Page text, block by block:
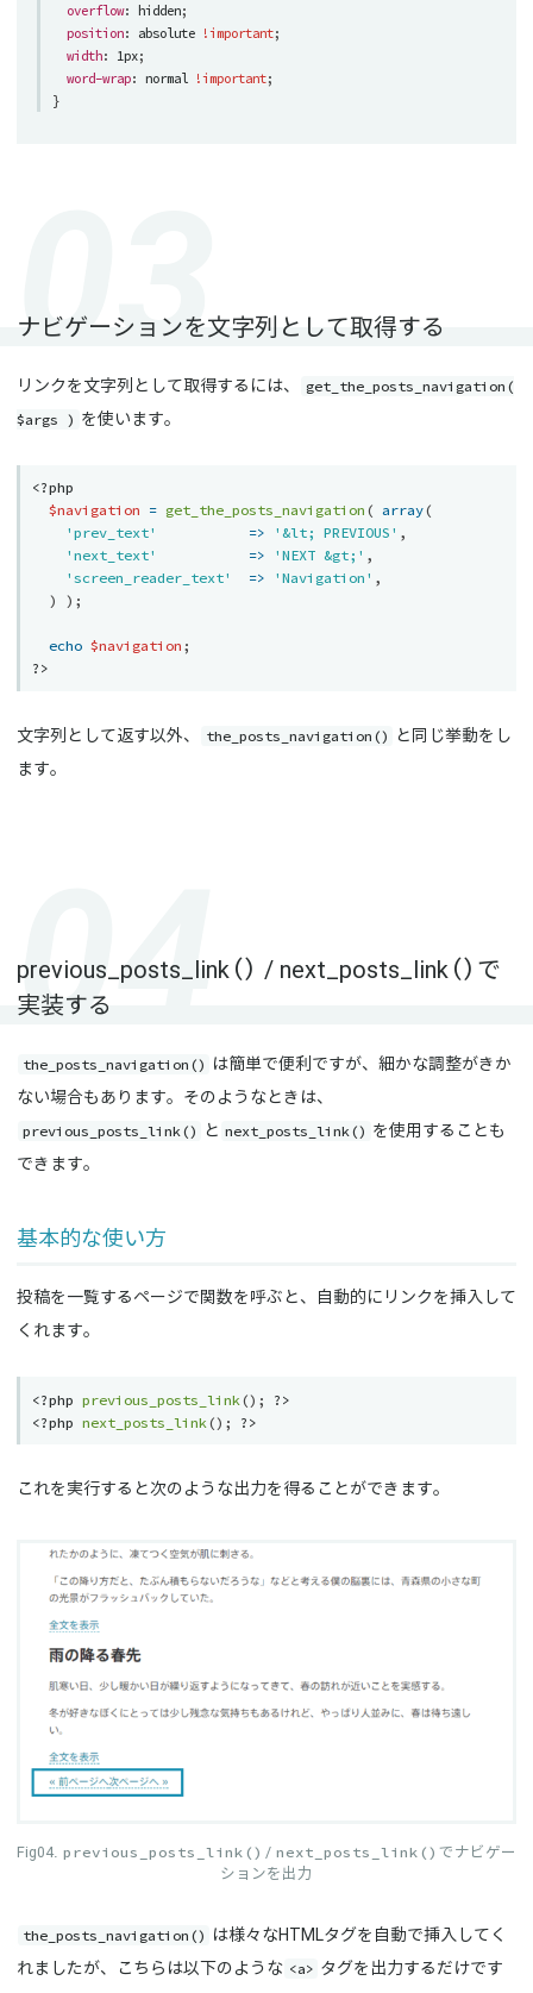
overflow: hidden;
position: absolute !important;
width: 1px;
word-wrap: normal !important;
}
ナビゲーションを文字列として取得する
リンクを文字列として取得するには、
get_the_posts_navigation(
$args ) を使います。
<?php
$navigation = get_the_posts_navigation ( array(
'prev_text'
=> '&lt; PREVIOUS' ,
'next_text'
=> 'NEXT &gt;' ,
'screen_reader_text'
=> 'Navigation' ,
)
) ;
echo $navigation ;
?>
文字列として返す以外、 the_posts_navigation()
と同じ挙動をし
ます。
previous_posts_link() / next_posts_link()で
実装する
the_posts_navigation()
は簡単で便利ですが、細かな調整がきか
ない場合もあります。そのようなときは、
previous_posts_link() と next_posts_link() を使用することも
できます。
基本的な使い方
投稿を一覧するページで関数を呼ぶと、自動的にリンクを挿入して
くれます。
<?php previous_posts_link () ;
?>
<?php next_posts_link () ; ?>
これを実行すると次のような出力を得ることができます。
previous_posts_link() / next_posts_link() でナビゲー
ションを出力
the_posts_navigation()
は様々なHTMLタグを自動で挿入してく
れましたが、こちらは以下のような <a> タグを出力するだけです